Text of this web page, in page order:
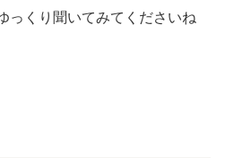
っくり聞いてみてくださいね